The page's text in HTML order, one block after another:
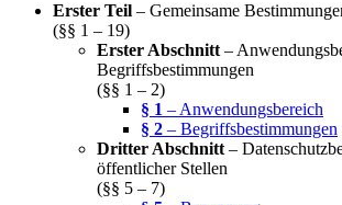
Erster Teil – Gemeinsame
(§§ 1 – 19)
Erster Abschnitt –
Begriffsbestimmungen
(§§ 1 – 2)
§ 1 – Anwendungsbereich
§ 2 – Begriffsbestimmungen
Dritter Abschnitt –
öffentlicher Stellen
(§§ 5 – 7)